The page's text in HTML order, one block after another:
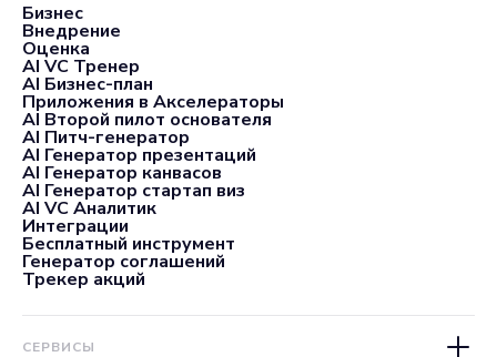
Бизнес
Внедрение
Оценка
AI VC Тренер
AI Бизнес-план
Приложения в Акселераторы
AI Второй пилот основателя
AI Питч-генератор
AI Генератор презентаций
AI Генератор канвасов
AI Генератор стартап виз
AI VC Аналитик
Интеграции
Бесплатный инструмент
Генератор соглашений
Трекер акций
СЕРВИСЫ